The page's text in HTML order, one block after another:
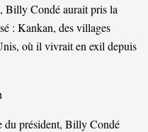
Billy Condé aurait pris la
: Kankan, des villages
où il vivrait en exil depuis
du président, Billy Condé